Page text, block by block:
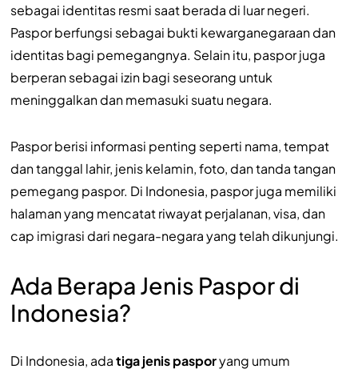
sebagai identitas resmi saat berada di luar negeri.
Paspor berfungsi sebagai bukti kewarganegaraan dan
identitas bagi pemegangnya. Selain itu, paspor juga
berperan sebagai izin bagi seseorang untuk
meninggalkan dan memasuki suatu negara.
Paspor berisi informasi penting seperti nama, tempat
dan tanggal lahir, jenis kelamin, foto, dan tanda tangan
pemegang paspor. Di Indonesia, paspor juga memiliki
halaman yang mencatat riwayat perjalanan, visa, dan
cap imigrasi dari negara-negara yang telah dikunjungi.
Ada Berapa Jenis Paspor di
Indonesia?
Di Indonesia, adatiga jenis pasporyang umum